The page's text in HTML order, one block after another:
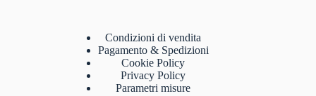
Condizioni di vendita
Pagamento & Spedizioni
Cookie Policy
Privacy Policy
Parametri misure